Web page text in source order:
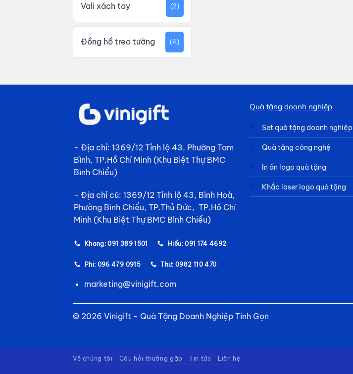
Vali xách tay (2)
Đồng hồ treo tường (4)
- Địa chỉ: 1369/12 Tỉnh lộ 43, Phường Tam
Bình, TP.Hồ Chí Minh (Khu Biệt Thự BMC
Bình Chiểu)
- Địa chỉ cũ: 1369/12 Tỉnh lộ 43, Bình Hoà,
Phường Bình Chiểu, TP.Thủ Đức, TP.Hồ Chí
Minh (Khu Biệt Thự BMC Bình Chiểu)
Khang: 091 389 1501 Hiếu: 091 174 4692
Phi: 096 479 0915 Thư: 0982 110 470
marketing@vinigift.com
Quà tặng doanh nghiệp
Set quà tặng doanh nghiệp
Quà tặng công nghệ
In ấn logo quà tặng
Khắc laser logo quà tặng
© 2026 Vinigift - Quà Tặng Doanh Nghiệp Tinh Gọn
Về chúng tôi Câu hỏi thường gặp Tin tức Liên hệ